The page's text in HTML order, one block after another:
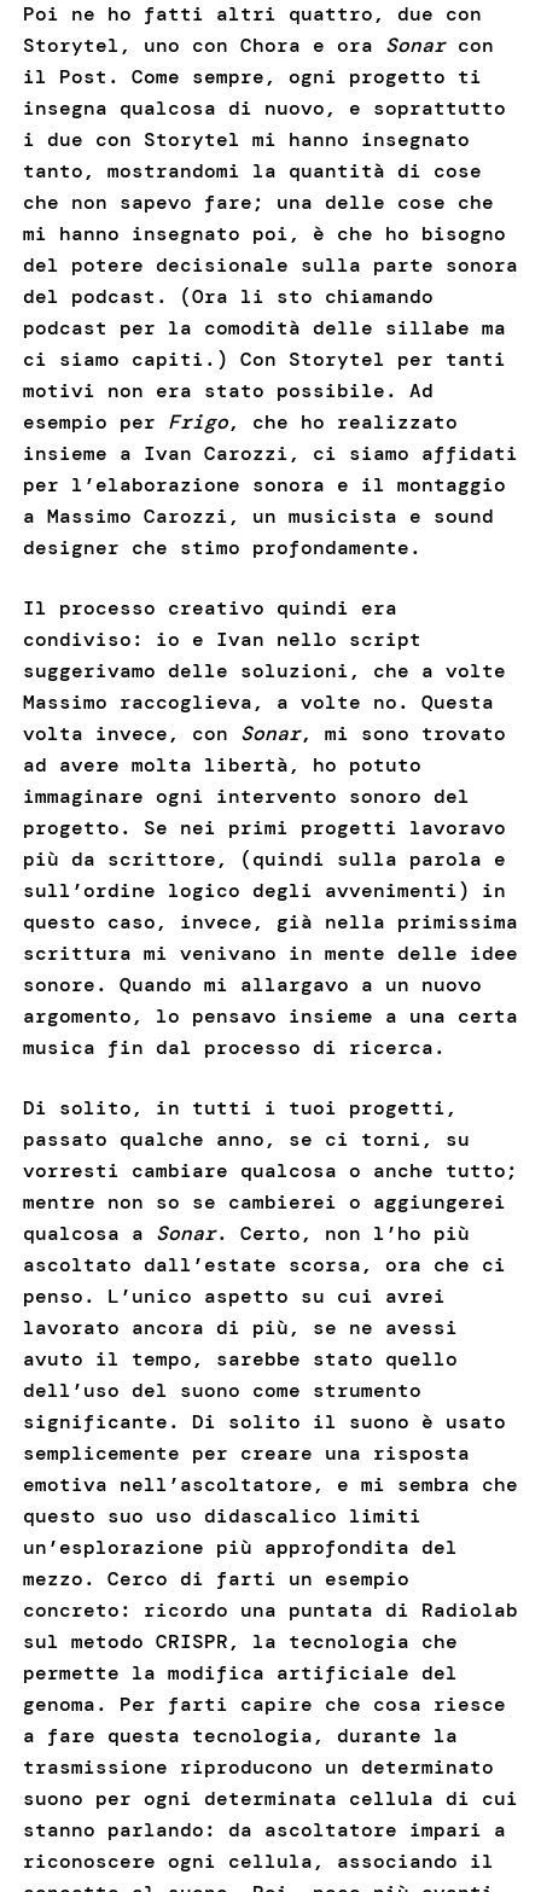
Poi ne ho fatti altri quattro, due con
Storytel, uno con Chora e ora Sonar con
il Post. Come sempre, ogni progetto ti
insegna qualcosa di nuovo, e soprattutto
i due con Storytel mi hanno insegnato
tanto, mostrandomi la quantità di cose
che non sapevo fare; una delle cose che
mi hanno insegnato poi, è che ho bisogno
del potere decisionale sulla parte sonora
del podcast. (Ora li sto chiamando
podcast per la comodità delle sillabe ma
ci siamo capiti.) Con Storytel per tanti
motivi non era stato possibile. Ad
esempio per Frigo, che ho realizzato
insieme a Ivan Carozzi, ci siamo affidati
per l’elaborazione sonora e il montaggio
a Massimo Carozzi, un musicista e sound
designer che stimo profondamente.
Il processo creativo quindi era
condiviso: io e Ivan nello script
suggerivamo delle soluzioni, che a volte
Massimo raccoglieva, a volte no. Questa
volta invece, con Sonar, mi sono trovato
ad avere molta libertà, ho potuto
immaginare ogni intervento sonoro del
progetto. Se nei primi progetti lavoravo
più da scrittore, (quindi sulla parola e
sull’ordine logico degli avvenimenti) in
questo caso, invece, già nella primissima
scrittura mi venivano in mente delle idee
sonore. Quando mi allargavo a un nuovo
argomento, lo pensavo insieme a una certa
musica fin dal processo di ricerca.
Di solito, in tutti i tuoi progetti,
passato qualche anno, se ci torni, su
vorresti cambiare qualcosa o anche tutto;
mentre non so se cambierei o aggiungerei
qualcosa a Sonar. Certo, non l’ho più
ascoltato dall’estate scorsa, ora che ci
penso. L’unico aspetto su cui avrei
lavorato ancora di più, se ne avessi
avuto il tempo, sarebbe stato quello
dell’uso del suono come strumento
significante. Di solito il suono è usato
semplicemente per creare una risposta
emotiva nell’ascoltatore, e mi sembra che
questo suo uso didascalico limiti
un’esplorazione più approfondita del
mezzo. Cerco di farti un esempio
concreto: ricordo una puntata di Radiolab
sul metodo CRISPR, la tecnologia che
permette la modifica artificiale del
genoma. Per farti capire che cosa riesce
a fare questa tecnologia, durante la
trasmissione riproducono un determinato
suono per ogni determinata cellula di cui
stanno parlando: da ascoltatore impari a
riconoscere ogni cellula, associando il